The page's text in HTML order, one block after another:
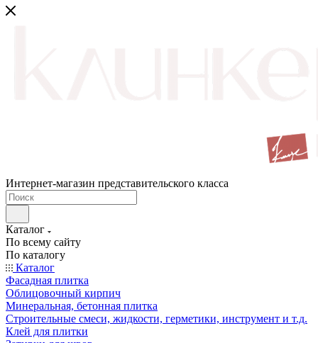
Интернет-магазин представительского класса
Каталог
По всему сайту
По каталогу
Каталог
Фасадная плитка
Облицовочный кирпич
Минеральная, бетонная плитка
Строительные смеси, жидкости, герметики, инструмент и т.д.
Клей для плитки